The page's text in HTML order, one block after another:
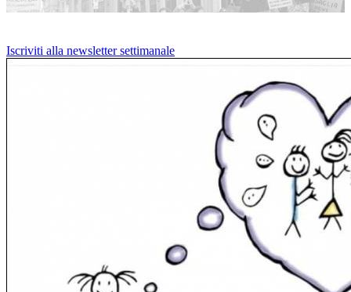
Iscriviti alla newsletter settimanale